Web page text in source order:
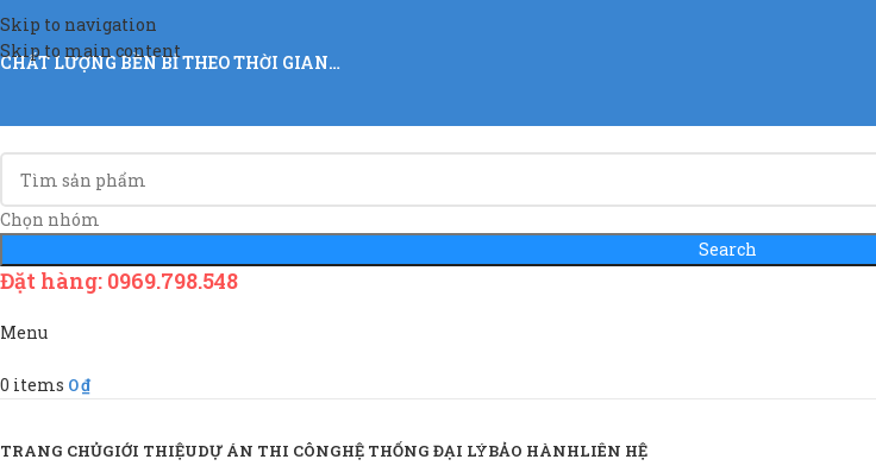
Skip to navigation
Skip to main content
CHẤT LƯỢNG BỀN BỈ THEO THỜI GIAN…
Chọn nhóm
Search
Đặt hàng: 0969.798.548
Menu
0 items 0₫
TRANG CHỦGIỚI THIỆUDỰ ÁN THI CÔNGHỆ THỐNG ĐẠI LÝBẢO HÀNHLIÊN HỆ